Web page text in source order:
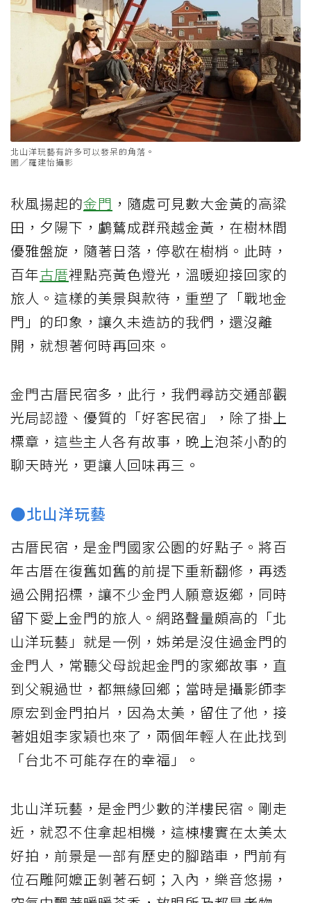
北山洋玩藝有許多可以發呆的角落。
圖／羅建怡攝影
秋風揚起的金門 ，隨處可見數大金黃的高粱
田，夕陽下，鸕鶿成群飛越金黃，在樹林間
優雅盤旋，隨著日落，停歇在樹梢。此時，
百年古厝裡點亮黃色燈光，溫暖迎接回家的
旅人。這樣的美景與款待，重塑了「戰地金
門」的印象，讓久未造訪的我們，還沒離
開，就想著何時再回來。
金門古厝民宿多，此行，我們尋訪交通部觀
光局認證、優質的「好客民宿」，除了掛上
標章，這些主人各有故事，晚上泡茶小酌的
聊天時光，更讓人回味再三。
●北山洋玩藝
古厝民宿，是金門國家公園的好點子。將百
年古厝在復舊如舊的前提下重新翻修，再透
過公開招標，讓不少金門人願意返鄉，同時
留下愛上金門的旅人。網路聲量頗高的「北
山洋玩藝」就是一例，姊弟是沒住過金門的
金門人，常聽父母說起金門的家鄉故事，直
到父親過世，都無緣回鄉；當時是攝影師李
原宏到金門拍片，因為太美，留住了他，接
著姐姐李家穎也來了，兩個年輕人在此找到
「台北不可能存在的幸福」。
北山洋玩藝，是金門少數的洋樓民宿。剛走
近，就忍不住拿起相機，這棟樓實在太美太
好拍，前景是一部有歷史的腳踏車，門前有
位石雕阿嬤正剝著石蚵；入內，樂音悠揚，